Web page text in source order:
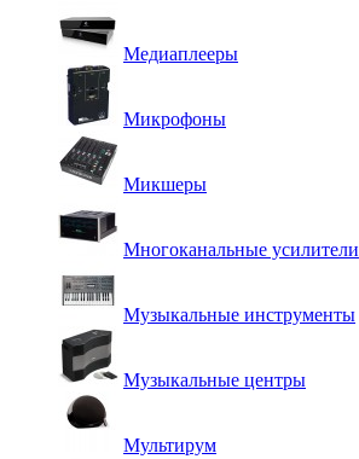
Медиаплееры
Микрофоны
Микшеры
Многоканальные усилители
Музыкальные инструменты
Музыкальные центры
Мультирум